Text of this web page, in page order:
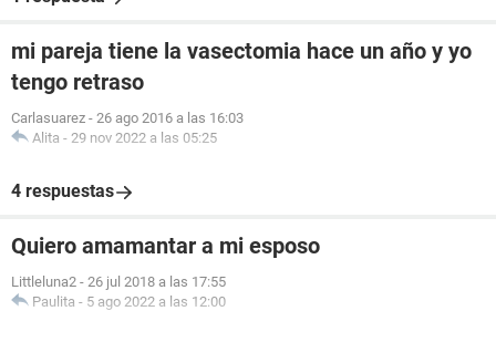
mi pareja tiene la vasectomia hace un año y yo
tengo retraso
Carlasuarez - 26 ago 2016 a las 16:03
Alita - 29 nov 2022 a las 05:25
4 respuestas
Quiero amamantar a mi esposo
Littleluna2 - 26 jul 2018 a las 17:55
Paulita - 5 ago 2022 a las 12:00